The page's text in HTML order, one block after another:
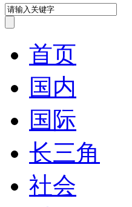
首页
国内
国际
长三角
社会